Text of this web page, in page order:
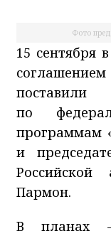
Фото
15 сентября
по
программам
и
Пармон.
В планах –